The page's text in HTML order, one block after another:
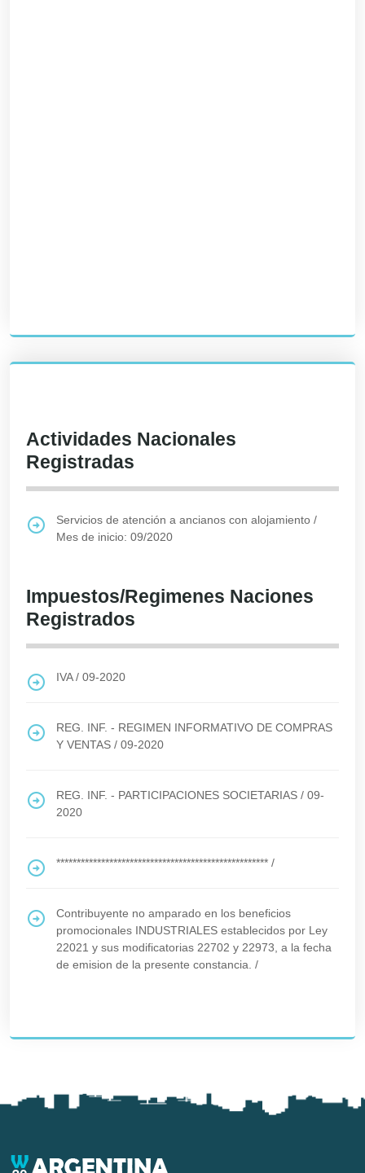
Actividades Nacionales
Registradas
Servicios de atención a ancianos con alojamiento /
Mes de inicio: 09/2020
Impuestos/Regimenes Naciones
Registrados
IVA/ 09-2020
REG. INF. - REGIMEN INFORMATIVO DE COMPRAS
Y VENTAS / 09-2020
REG. INF. - PARTICIPACIONES SOCIETARIAS / 09-
2020
**************************************************** /
Contribuyente no amparado en los beneficios
promocionales INDUSTRIALES establecidos por Ley
22021 y sus modificatorias 22702 y 22973, a la fecha
de emision de la presente constancia. /